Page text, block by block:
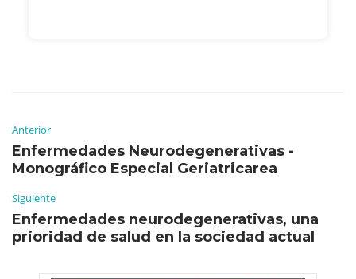
Anterior
Enfermedades Neurodegenerativas -
Monográfico Especial Geriatricarea
Siguiente
Enfermedades neurodegenerativas, una
prioridad de salud en la sociedad actual